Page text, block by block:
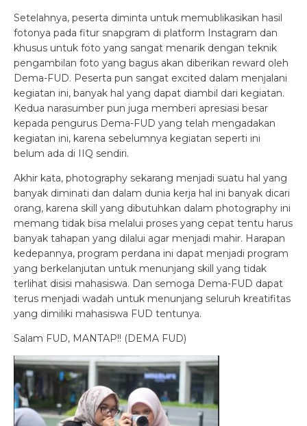
Setelahnya, peserta diminta untuk memublikasikan hasil
fotonya pada fitur snapgram di platform Instagram dan
khusus untuk foto yang sangat menarik dengan teknik
pengambilan foto yang bagus akan diberikan reward oleh
Dema-FUD. Peserta pun sangat excited dalam menjalani
kegiatan ini, banyak hal yang dapat diambil dari kegiatan.
Kedua narasumber pun juga memberi apresiasi besar
kepada pengurus Dema-FUD yang telah mengadakan
kegiatan ini, karena sebelumnya kegiatan seperti ini
belum ada di IIQ sendiri.
Akhir kata, photography sekarang menjadi suatu hal yang
banyak diminati dan dalam dunia kerja hal ini banyak dicari
orang, karena skill yang dibutuhkan dalam photography ini
memang tidak bisa melalui proses yang cepat tentu harus
banyak tahapan yang dilalui agar menjadi mahir. Harapan
kedepannya, program perdana ini dapat menjadi program
yang berkelanjutan untuk menunjang skill yang tidak
terlihat disisi mahasiswa. Dan semoga Dema-FUD dapat
terus menjadi wadah untuk menunjang seluruh kreatifitas
yang dimiliki mahasiswa FUD tentunya.
Salam FUD, MANTAP!! (DEMA FUD)